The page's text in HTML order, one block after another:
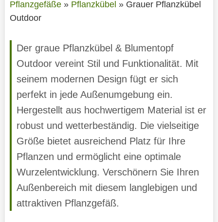
Pflanzgefäße» Pflanzkübel » Grauer Pflanzkübel
Outdoor
Der graue Pflanzkübel & Blumentopf
Outdoor vereint Stil und Funktionalität. Mit
seinem modernen Design fügt er sich
perfekt in jede Außenumgebung ein.
Hergestellt aus hochwertigem Material ist er
robust und wetterbeständig. Die vielseitige
Größe bietet ausreichend Platz für Ihre
Pflanzen und ermöglicht eine optimale
Wurzelentwicklung. Verschönern Sie Ihren
Außenbereich mit diesem langlebigen und
attraktiven Pflanzgefäß.